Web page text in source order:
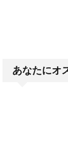
あなたにオ